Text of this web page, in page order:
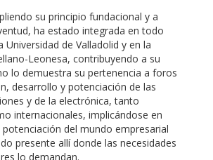
su principio fundacional y a
ha estado integrada en todo
de Valladolid y en la
Leonesa, contribuyendo a su
lo demuestra su pertenencia a foros
desarrollo y potenciación de las
y de la electrónica, tanto
internacionales, implicándose en
del mundo empresarial
presente allí donde las necesidades
lo demandan.